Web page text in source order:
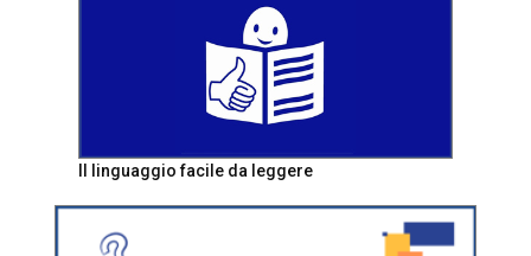
Il linguaggio facile da leggere